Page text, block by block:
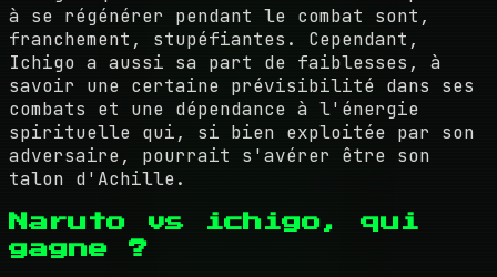
à se régénérer pendant le combat sont,
franchement, stupéfiantes. Cependant,
Ichigo a aussi sa part de faiblesses, à
savoir une certaine prévisibilité dans ses
combats et une dépendance à l'énergie
spirituelle qui, si bien exploitée par son
adversaire, pourrait s'avérer être son
talon d'Achille.
Naruto vs ichigo, qui
gagne ?